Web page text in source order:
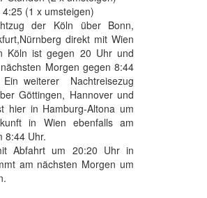
(1 x umsteigen)
der Köln über Bonn,
direkt mit Wien
Köln ist gegen 20 Uhr und
Morgen gegen 8:44
weiterer Nachtreisezug
Göttingen, Hannover und
hier in Hamburg-Altona um
in Wien ebenfalls am
8:44 Uhr.
Abfahrt um 20:20 Uhr in
am nächsten Morgen um